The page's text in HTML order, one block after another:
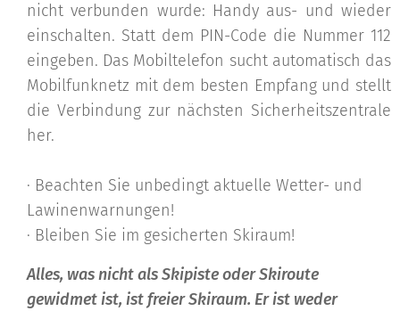
nicht verbunden wurde: Handy aus- und wieder
einschalten. Statt dem PIN-Code die Nummer 112
eingeben. Das Mobiltelefon sucht automatisch das
Mobilfunknetz mit dem besten Empfang und stellt
die Verbindung zur nächsten Sicherheitszentrale
her.
· Beachten Sie unbedingt aktuelle Wetter- und
Lawinenwarnungen!
· Bleiben Sie im gesicherten Skiraum!
Alles, was nicht als Skipiste oder Skiroute
gewidmet ist, ist freier Skiraum. Er ist weder